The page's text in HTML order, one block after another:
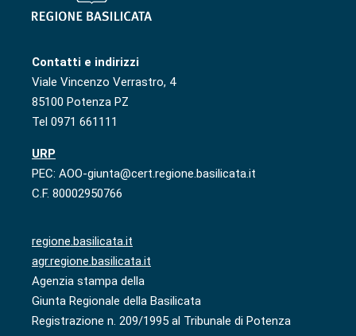
Contatti e indirizzi
Viale Vincenzo Verrastro, 4
85100 Potenza PZ
Tel 0971 661111
URP
PEC: AOO-giunta@cert.regione.basilicata.it
C.F. 80002950766
regione.basilicata.it
agr.regione.basilicata.it
Agenzia stampa della
Giunta Regionale della Basilicata
Registrazione n. 209/1995 al Tribunale di Potenza